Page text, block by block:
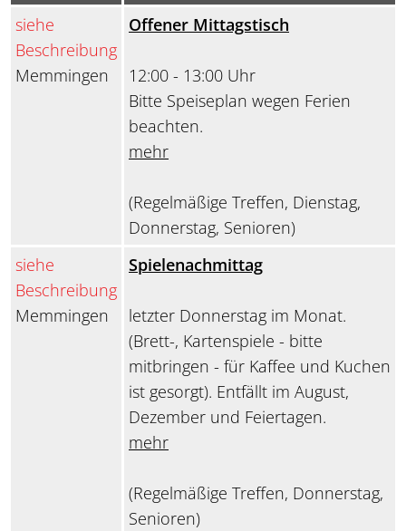
siehe
Beschreibung
Memmingen
Offener Mittagstisch
12:00 - 13:00 Uhr
Bitte Speiseplan wegen Ferien
beachten.
mehr
(Regelmäßige Treffen, Dienstag,
Donnerstag, Senioren)
siehe
Beschreibung
Memmingen
Spielenachmittag
letzter Donnerstag im Monat.
(Brett-, Kartenspiele - bitte
mitbringen - für Kaffee und Kuchen
ist gesorgt). Entfällt im August,
Dezember und Feiertagen.
mehr
(Regelmäßige Treffen, Donnerstag,
Senioren)